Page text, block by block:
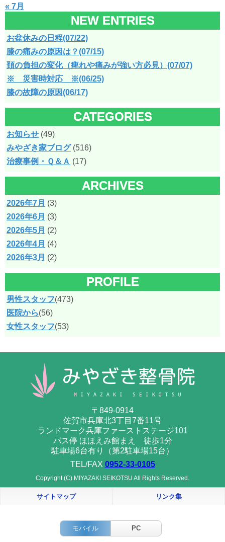
« 7月
NEW ENTRIES
お盆休みの日程(07/22)
膝の痛みの原因は？(07/15)
頚の負担の変化（痺れや痛みが強い方必見）(07/07)
※ 災害時対応 ※(06/25)
膝の故障の原因(06/17)
CATEGORIES
お知らせ (49)
みやざき家ブログ(516)
治療事例・Ｑ＆Ａ (17)
ARCHIVES
2026年7月 (3)
2026年6月 (3)
2026年5月 (2)
2026年4月 (4)
2026年3月 (2)
PROFILE
男性スタッフ(473)
医院から(56)
女性スタッフ(53)
〒849-0914
佐賀市兵庫北3丁目7番11号
ランドマーク兵庫ファーストステージ101
バス停 ほほえみ館まえ 徒歩1分
駐車場6台有り（第2駐車場15台）
TEL/FAX 0952-33-0105
Copyright (C) MIYAZAKI SEIKOTSU All Rights Reserved.
サイトマップ リンク集
モバイル PC